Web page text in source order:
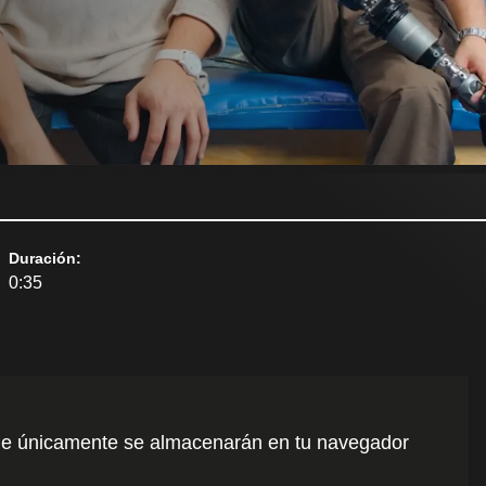
Duración:
0:35
únicamente se almacenarán en tu navegador